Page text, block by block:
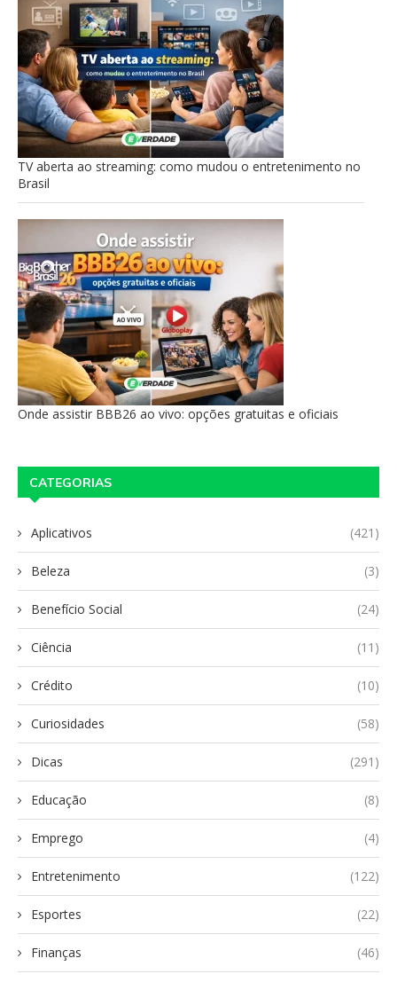
TV aberta ao streaming: como mudou o entretenimento no
Brasil
Onde assistir BBB26 ao vivo: opções gratuitas e oficiais
CATEGORIAS
Aplicativos (421)
Beleza (3)
Benefício Social (24)
Ciência (11)
Crédito (10)
Curiosidades (58)
Dicas (291)
Educação (8)
Emprego (4)
Entretenimento (122)
Esportes (22)
Finanças (46)